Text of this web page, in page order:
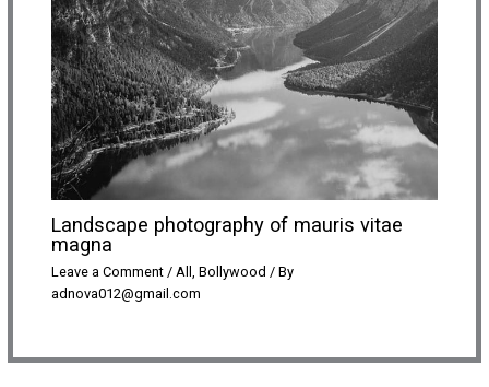
Landscape photography of mauris vitae
magna
Leave a Comment / All , Bollywood / By
adnova012@gmail.com